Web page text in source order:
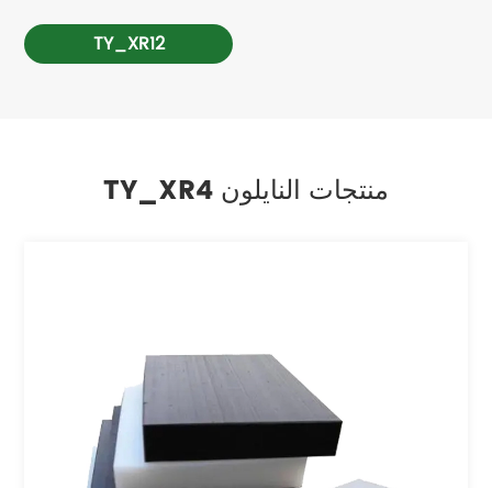
TY_XR12
TY_XR4 منتجات النايلون